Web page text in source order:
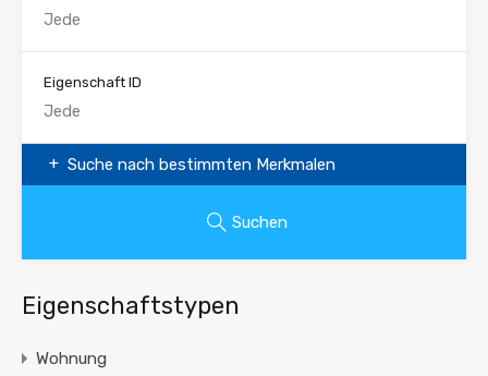
Eigenschaft ID
Suche nach bestimmten Merkmalen
Suchen
Eigenschaftstypen
Wohnung